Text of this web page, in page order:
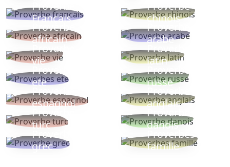
Proverbe
Français
Proverbe
chinois
Proverbe
africain
Proverbe
arabe
Proverbe
vie
Proverbe
latin
Proverbes
ete
Proverbe
russe
Proverbe
espagnol
Proverbe
anglais
Proverbe
turc
Proverbe
danois
Proverbe
grec
Proverbes
famille